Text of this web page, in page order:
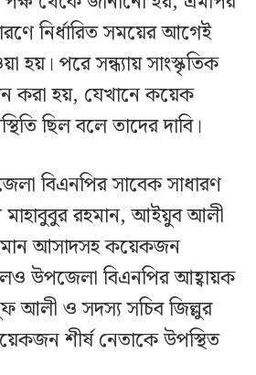
নির্ধারিত সময়ের আগেই
হয়। পরে সন্ধ্যায় সাংস্কৃতিক
করা হয়, যেখানে কয়েক
ছিল বলে তাদের দাবি।
বিএনপির সাবেক সাধারণ
রহমান, আইয়ুব আলী
আসাদসহ কয়েকজন
উপজেলা বিএনপির আহ্বায়ক
আলী ও সদস্য সচিব জিল্লুর
শীর্ষ নেতাকে উপস্থিত